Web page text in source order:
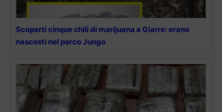
Scoperti cinque chili di marijuana a Giarre: erano
nascosti nel parco Jungo